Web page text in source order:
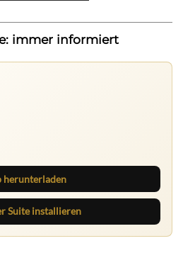
immer informiert
herunterladen
Suite installieren